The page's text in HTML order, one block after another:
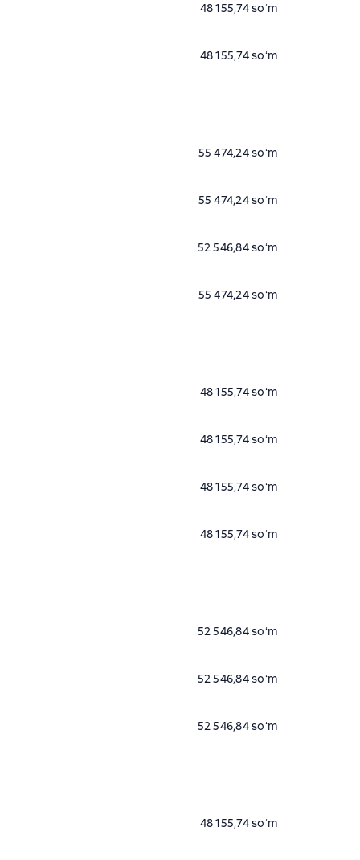
48 155,74 soʻm
48 155,74 soʻm
55 474,24 soʻm
55 474,24 soʻm
52 546,84 soʻm
55 474,24 soʻm
48 155,74 soʻm
48 155,74 soʻm
48 155,74 soʻm
48 155,74 soʻm
52 546,84 soʻm
52 546,84 soʻm
52 546,84 soʻm
48 155,74 soʻm